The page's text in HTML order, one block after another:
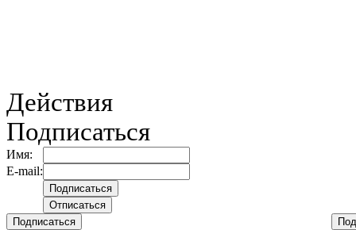
Действия
Подписаться
Имя:
E-mail:
Подписаться